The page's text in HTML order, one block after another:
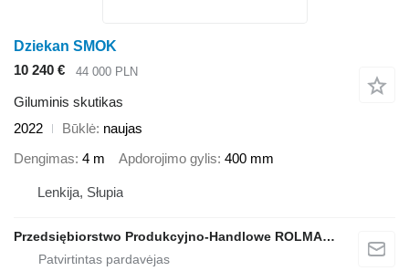
Dziekan SMOK
10 240 €
44 000 PLN
Giluminis skutikas
2022
Būklė naujas
Dengimas 4 m Apdorojimo gylis 400 mm
Lenkija, Słupia
Przedsiębiorstwo Produkcyjno-Handlowe ROLMAPOL Marcin Dziekan